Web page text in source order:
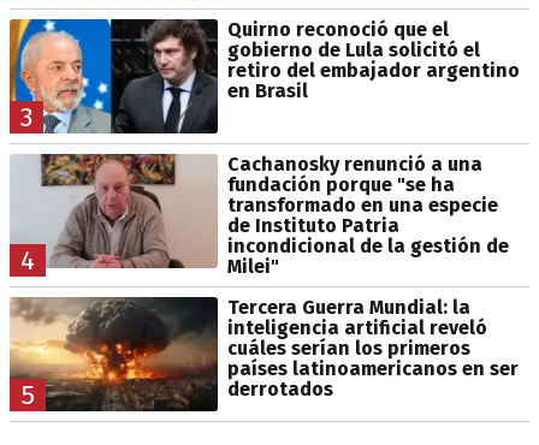
3
Quirno reconoció que el
gobierno de Lula solicitó el
retiro del embajador argentino
en Brasil
4
Cachanosky renunció a una
fundación porque "se ha
transformado en una especie
de Instituto Patria
incondicional de la gestión de
Milei"
5
Tercera Guerra Mundial: la
inteligencia artificial reveló
cuáles serían los primeros
países latinoamericanos en ser
derrotados